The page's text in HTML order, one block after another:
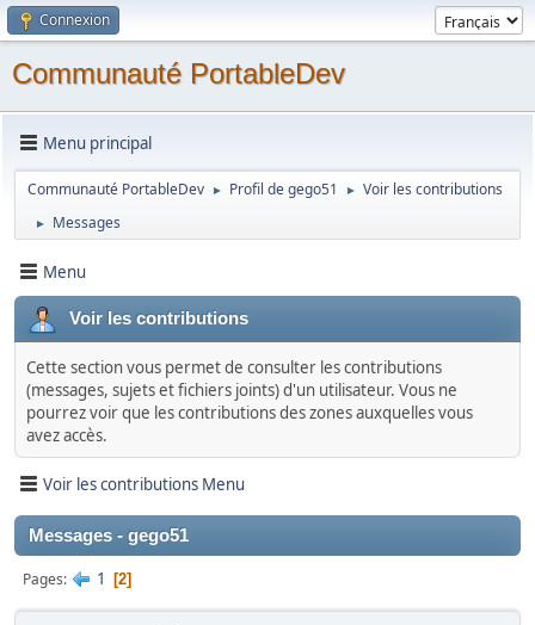
Connexion
Communauté PortableDev
Menu principal
Communauté PortableDev ► Profil de gego51 ► Voir les contributions
► Messages
Menu
Voir les contributions
Cette section vous permet de consulter les contributions
(messages, sujets et fichiers joints) d'un utilisateur. Vous ne
pourrez voir que les contributions des zones auxquelles vous
avez accès.
Voir les contributions Menu
Messages - gego51
Pages 1 2